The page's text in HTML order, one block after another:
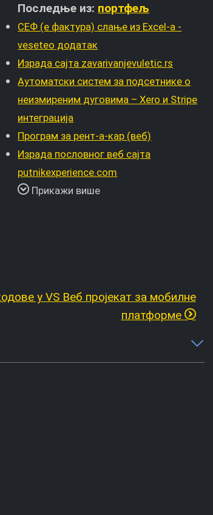
Последње из: портфељ
СЕФ (е фактура) слање из Excel-а -
veseteo додатак
Израда сајта zavarivanjevuletic.rs
Аутоматски систем за подсетнике о
неизмиреним дуговима – Xero и Stripe
интеграција
Програм за рент-а-кар (веб)
Израда пословног веб сајта
putnikexperience.com
Прикажи више
у VS Веб пројекат за мобилне
платформе